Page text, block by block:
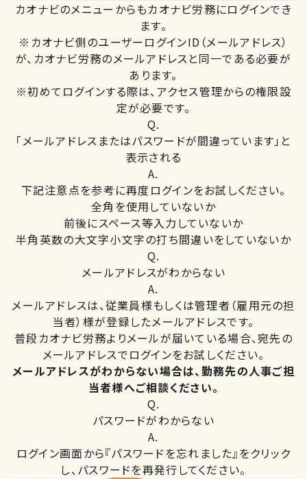
カオナビのメニューからもカオナビ労務にログインでき
ます。
※カオナビ側のユーザーログインID（メールアドレス）
が、カオナビ労務のメールアドレスと同一である必要が
あります。
※初めてログインする際は、アクセス管理からの権限設
定が必要です。
Q.
「メールアドレスまたはパスワードが間違っています」と
表示される
A.
下記注意点を参考に再度ログインをお試しください。
全角を使用していないか
前後にスペース等入力していないか
半角英数の大文字小文字の打ち間違いをしていないか
Q.
メールアドレスがわからない
A.
メールアドレスは、従業員様もしくは管理者（雇用元の担
当者）様が登録したメールアドレスです。
普段カオナビ労務よりメールが届いている場合、宛先の
メールアドレスでログインをお試しください。
メールアドレスがわからない場合は、勤務先の人事ご担
当者様へご相談ください。
Q.
パスワードがわからない
A.
ログイン画面から『パスワードを忘れました』をクリック
し、パスワードを再発行してください。